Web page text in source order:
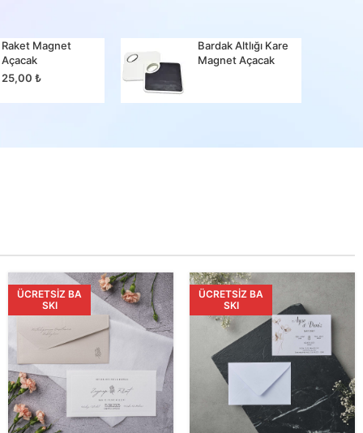
Raket Magnet
Açacak
25,00₺
Bardak Altlığı Kare
Magnet Açacak
ÜCRETSIZ BA
SKI
ÜCRETSIZ BA
SKI